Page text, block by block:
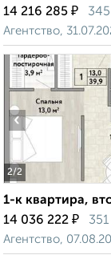
14 216 285 ₽
Агентство,
2/2
‹
1-к квартира,
14 036 222 ₽
Агентство,